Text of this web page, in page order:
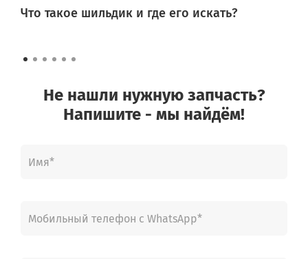
Что такое шильдик и где его искать?
Не нашли нужную запчасть?
Напишите - мы найдём!